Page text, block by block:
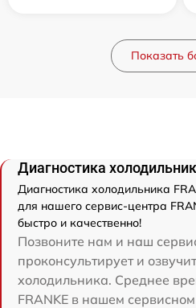
Показать
Диагностика
Диагностика холодильника
для нашего сервис-центра
быстро и качественно!
Позвоните нам и наш
проконсультирует и
холодильника. Среднее
FRANKE в нашем